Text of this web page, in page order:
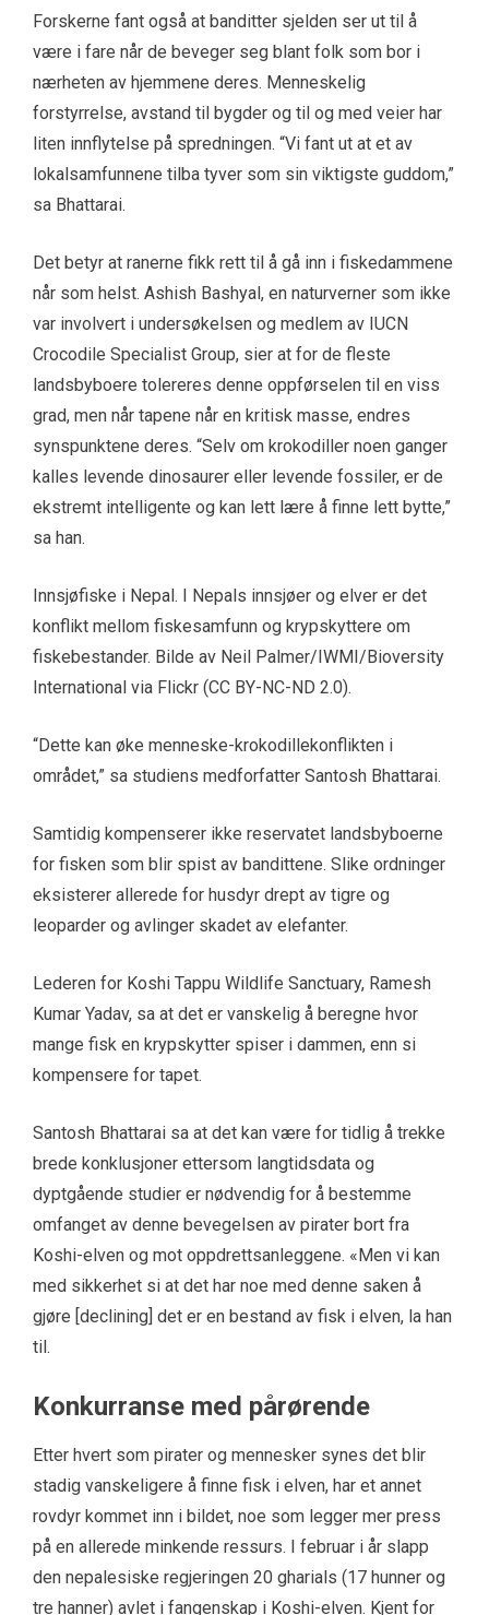
Forskerne fant også at banditter sjelden ser ut til å
være i fare når de beveger seg blant folk som bor i
nærheten av hjemmene deres. Menneskelig
forstyrrelse, avstand til bygder og til og med veier har
liten innflytelse på spredningen. “Vi fant ut at et av
lokalsamfunnene tilba tyver som sin viktigste guddom,”
sa Bhattarai.
Det betyr at ranerne fikk rett til å gå inn i fiskedammene
når som helst. Ashish Bashyal, en naturverner som ikke
var involvert i undersøkelsen og medlem av IUCN
Crocodile Specialist Group, sier at for de fleste
landsbyboere tolereres denne oppførselen til en viss
grad, men når tapene når en kritisk masse, endres
synspunktene deres. “Selv om krokodiller noen ganger
kalles levende dinosaurer eller levende fossiler, er de
ekstremt intelligente og kan lett lære å finne lett bytte,”
sa han.
Innsjøfiske i Nepal. I Nepals innsjøer og elver er det
konflikt mellom fiskesamfunn og krypskyttere om
fiskebestander. Bilde av Neil Palmer/IWMI/Bioversity
International via Flickr (CC BY-NC-ND 2.0).
“Dette kan øke menneske-krokodillekonflikten i
området,” sa studiens medforfatter Santosh Bhattarai.
Samtidig kompenserer ikke reservatet landsbyboerne
for fisken som blir spist av bandittene. Slike ordninger
eksisterer allerede for husdyr drept av tigre og
leoparder og avlinger skadet av elefanter.
Lederen for Koshi Tappu Wildlife Sanctuary, Ramesh
Kumar Yadav, sa at det er vanskelig å beregne hvor
mange fisk en krypskytter spiser i dammen, enn si
kompensere for tapet.
Santosh Bhattarai sa at det kan være for tidlig å trekke
brede konklusjoner ettersom langtidsdata og
dyptgående studier er nødvendig for å bestemme
omfanget av denne bevegelsen av pirater bort fra
Koshi-elven og mot oppdrettsanleggene. «Men vi kan
med sikkerhet si at det har noe med denne saken å
gjøre [declining] det er en bestand av fisk i elven, la han
til.
Konkurranse med pårørende
Etter hvert som pirater og mennesker synes det blir
stadig vanskeligere å finne fisk i elven, har et annet
rovdyr kommet inn i bildet, noe som legger mer press
på en allerede minkende ressurs. I februar i år slapp
den nepalesiske regjeringen 20 gharials (17 hunner og
tre hanner) avlet i fangenskap i Koshi-elven. Kjent for